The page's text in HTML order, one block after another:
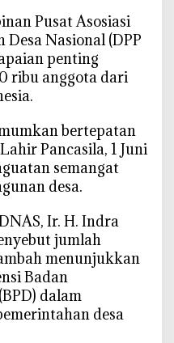
Pusat Asosiasi
Nasional (DPP
penting
ribu anggota dari
bertepatan
Pancasila, 1 Juni
semangat
desa.
Ir. H. Indra
jumlah
menunjukkan
Badan
dalam
desa